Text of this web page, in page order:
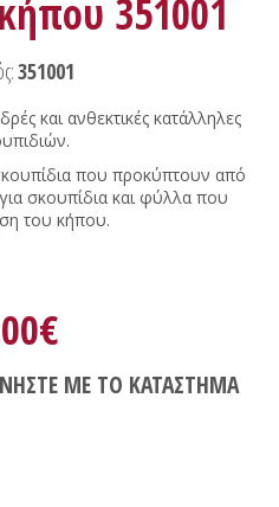
351001
351001
και ανθεκτικές κατάλληλες
που προκύπτουν από
σκουπίδια και φύλλα που
του κήπου.
ΜΕ ΤΟ ΚΑΤΑΣΤΗΜΑ